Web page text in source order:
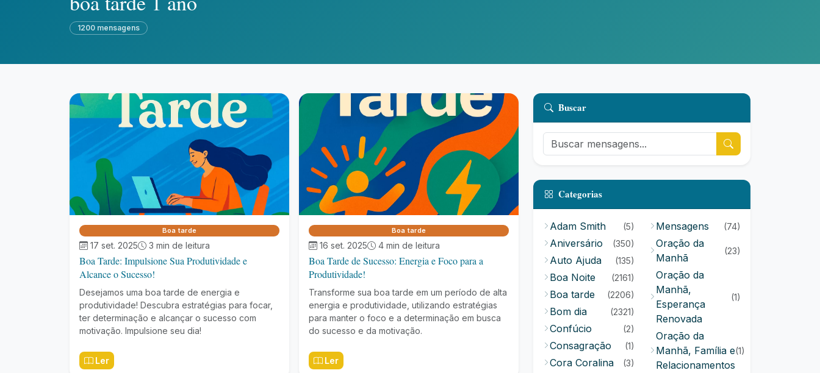
1200 mensagens
Boa tarde
17 set. 2025 3 min de leitura
Boa Tarde: Impulsione Sua Produtividade e
Alcance o Sucesso!
Desejamos uma boa tarde de energia e
produtividade! Descubra estratégias para focar,
ter determinação e alcançar o sucesso com
motivação. Impulsione seu dia!
Ler
Boa tarde
16 set. 2025 4 min de leitura
Boa Tarde de Sucesso: Energia e Foco para a
Produtividade!
Transforme sua boa tarde em um período de alta
energia e produtividade, utilizando estratégias
para manter o foco e a determinação em busca
do sucesso e da motivação.
Ler
Buscar
Categorias
Adam Smith (5)
Aniversário (350)
Auto Ajuda (135)
Boa Noite (2161)
Boa tarde (2206)
Bom dia (2321)
Confúcio (2)
Consagração (1)
Cora Coralina (3)
Mensagens (74)
Oração da
Manhã
(23)
Oração da
Manhã,
Esperança
Renovada
(1)
Oração da
Manhã, Família e
Relacionamentos
(1)